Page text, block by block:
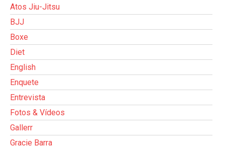
Atos Jiu-Jitsu
BJJ
Boxe
Diet
English
Enquete
Entrevista
Fotos & Vídeos
Gallerr
Gracie Barra